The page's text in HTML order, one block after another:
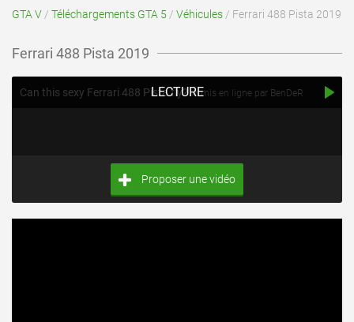
GTA V / Téléchargements GTA 5 / Véhicules / Ferrari 488 Pista 2019
Ferrari 488 Pista 2019
Can this sexy Ferrari 488 Pista fly? ⭐mis en ligne par BenDeR
LECTURE
Proposer une vidéo